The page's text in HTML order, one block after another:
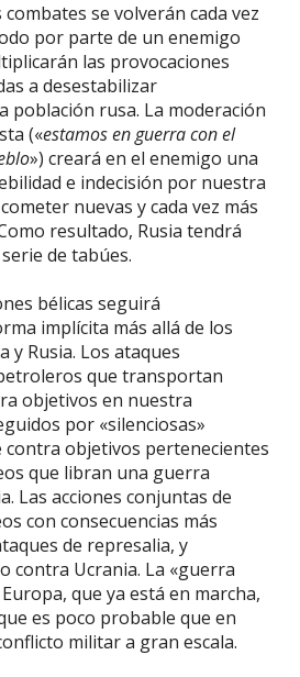
se volverán cada vez
por parte de un enemigo
las provocaciones
a desestabilizar
población rusa. La moderación
(«estamos en guerra con el
») creará en el enemigo una
e indecisión por nuestra
nuevas y cada vez más
resultado, Rusia tendrá
de tabúes.
bélicas seguirá
implícita más allá de los
Rusia. Los ataques
que transportan
objetivos en nuestra
por «silenciosas»
contra objetivos pertenecientes
que libran una guerra
Las acciones conjuntas de
con consecuencias más
de represalia, y
contra Ucrania. La «guerra
que ya está en marcha,
es poco probable que en
militar a gran escala.